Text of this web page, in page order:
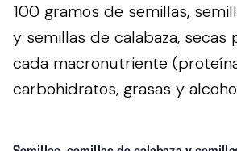
100 gramos de semillas,
y semillas de calabaza, secas
cada macronutriente
carbohidratos, grasas y